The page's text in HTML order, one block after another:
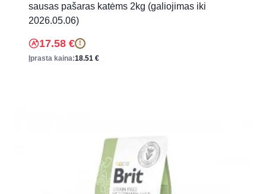
sausas pašaras katėms 2kg (galiojimas iki
2026.05.06)
17.58 € !
Įprasta kaina:18.51 €